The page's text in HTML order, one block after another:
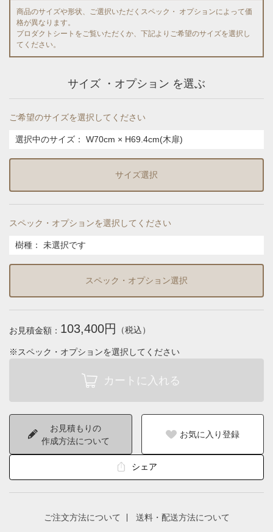
商品のサイズや形状、ご選択いただくスペック・ オプションによって価
格が異なります。
プロダクトシートをご覧いただくか、下記よりご希望のサイズを選択し
てください。
サイズ ・オプション を選ぶ
ご希望のサイズを選択してください
選択中のサイズ： W70cm × H69.4cm(木扉)
サイズ選択
スペック・オプションを選択してください
樹種 ： 未選択です
スペック・オプション選択
お見積金額： 103,400円 （税込）
※スペック・オプションを選択してください
お見積もりの
作成方法について
お気に入り登録
シェア
ご注文方法について 送料・配送方法について